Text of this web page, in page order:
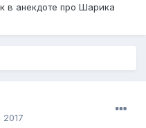
в анекдоте про Шарика
2017